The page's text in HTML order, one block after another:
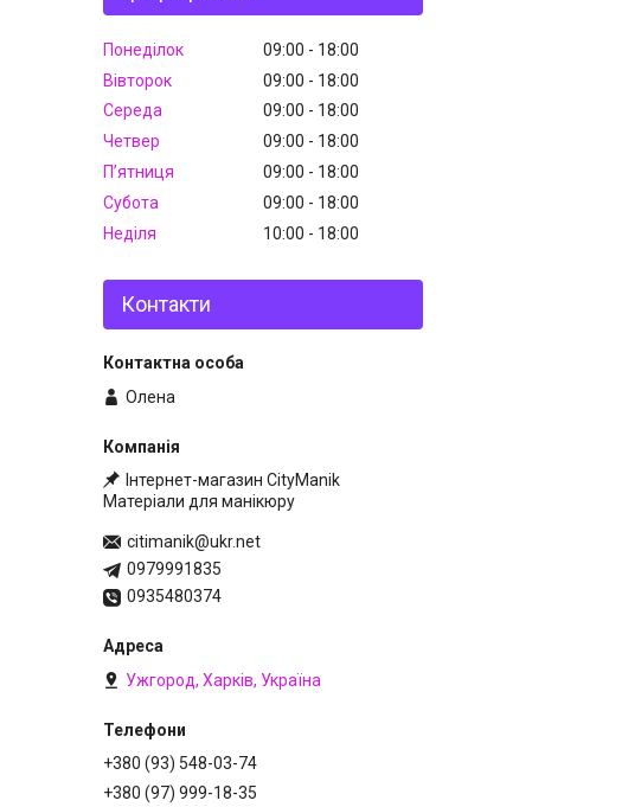
Понеділок 09:00
18:00
Вівторок
09:00
18:00
Середа
09:00
18:00
Четвер
09:00
18:00
Пʼятниця
09:00
18:00
Субота
09:00
18:00
Неділя
10:00 18:00
Контакти
Олена
Інтернет-магазин CityManik
Матеріали для манікюру
citimanik@ukr.net
0979991835
0935480374
Ужгород, Харків, Україна
+380 (93) 548-03-74
+380 (97) 999-18-35